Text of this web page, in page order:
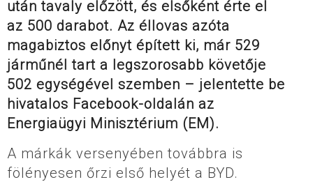
után tavaly előzött, és elsőként érte el
az 500 darabot. Az éllovas azóta
magabiztos előnyt épített ki, már 529
járműnél tart a legszorosabb követője
502 egységével szemben – jelentette be
hivatalos Facebook-oldalán az
Energiaügyi Minisztérium (EM).
A márkák versenyében továbbra is
fölényesen őrzi első helyét a BYD.